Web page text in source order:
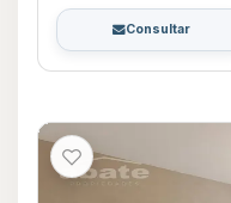
Consultar